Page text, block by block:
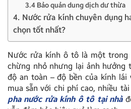
3.4 Bảo quản dung dịch dư thừa
4. Nước rửa kính chuyên dụng
chọn tốt nhất?
Nước rửa kính ô tô là một trong
chừng nhỏ nhưng lại ảnh hưởng
độ an toàn – độ bền của kính lái
mua sẵn với chi phí cao, nhiều
pha nước rửa kính ô tô tại nhà